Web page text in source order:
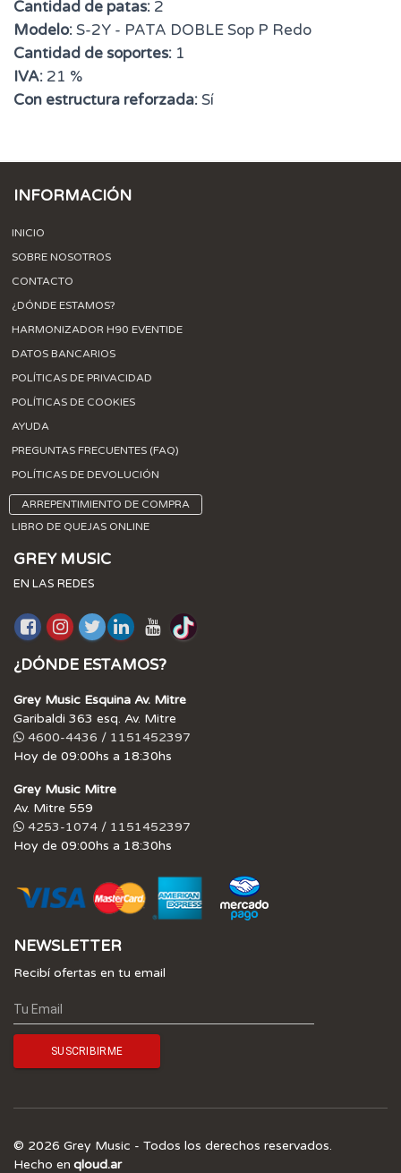
Cantidad de patas: 2
Modelo:S-2Y - PATA DOBLE Sop P Redo
Cantidad de soportes: 1
IVA: 21 %
Con estructura reforzada:Sí
INFORMACIÓN
INICIO
SOBRE NOSOTROS
CONTACTO
¿DÓNDE ESTAMOS?
HARMONIZADOR H90 EVENTIDE
DATOS BANCARIOS
POLÍTICAS DE PRIVACIDAD
POLÍTICAS DE COOKIES
AYUDA
PREGUNTAS FRECUENTES (FAQ)
POLÍTICAS DE DEVOLUCIÓN
ARREPENTIMIENTO DE COMPRA
LIBRO DE QUEJAS ONLINE
GREY MUSIC
EN LAS REDES
¿DÓNDE ESTAMOS?
Grey Music Esquina Av. Mitre
Garibaldi 363 esq. Av. Mitre
4600-4436 / 1151452397
Hoy de 09:00hs a 18:30hs
Grey Music Mitre
Av. Mitre 559
4253-1074 / 1151452397
Hoy de 09:00hs a 18:30hs
NEWSLETTER
Recibí ofertas en tu email
© 2026 Grey Music - Todos los derechos reservados.
Hecho en qloud.ar